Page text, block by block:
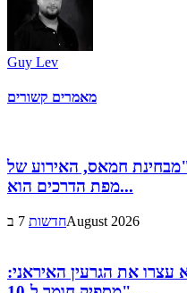
Guy Lev
מאמרים קשורים
חמאס, האירוע של
מפת הדרכים הוא...
חדשות7 בAugust 2026
את הגרעין האיראני: